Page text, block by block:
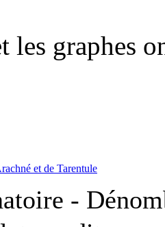
les graphes
et de Tarentule
-